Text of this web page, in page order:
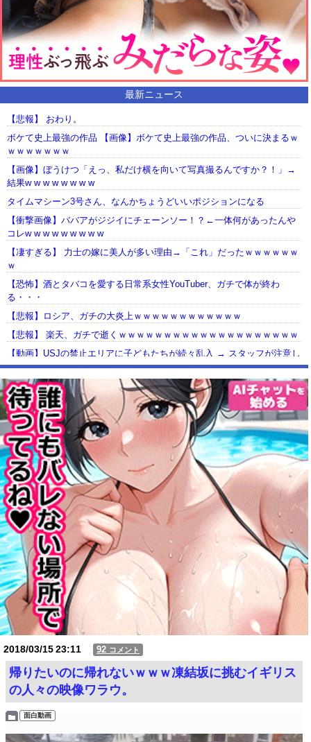
最新ニュース
【悲報】 おわり。
ボケて史上最強の作品 【画像】ボケて史上最強の作品、ついに決まるｗ
ｗｗｗｗｗｗｗ
【画像】ぼうけつ「えっ、私だけ横を向いて写真撮るんですか？！」→
結果w w w w w w w w
タイムマシーン3号さん、なんかちょうどいいポジションになる
【衝撃画像】ババアがジジイにチェーンソー！？←一体何があったんや
コレw w w w w w w w w
【凄すぎる】 力士の嫁に美人が多い理由→「これ」だったｗｗｗｗｗｗ
ｗ
【恐怖】酒とタバコを愛する日常系女性YouTuber、ガチで体が終わ
る・・・
【悲報】ロシア、ガチの大炎上ｗｗｗｗｗｗｗｗｗｗｗｗ
【悲報】 楽天、ガチで逝くｗｗｗｗｗｗｗｗｗｗｗｗｗｗｗｗｗｗｗｗ
【動画】USJの禁止エリアに子どもたちが続々乱入 → スタッフが注意し
ても止まらない事態に
Powered by livedoor 相互RSS
2018/03/1523:11 92 コメント
帰りたいのに帰れないｗｗｗ凍結坂に挑むイギリス
の人々の映像ワラウ。
面白動画